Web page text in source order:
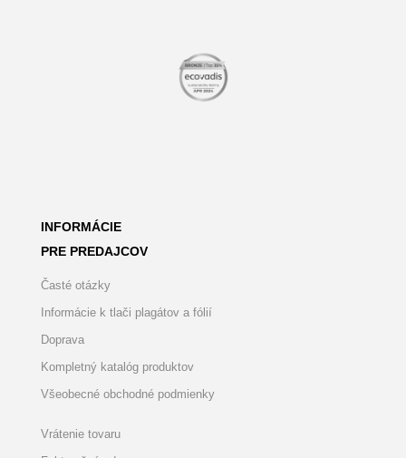
INFORMÁCIE
PRE PREDAJCOV
Časté otázky
Informácie k tlači plagátov a fólií
Doprava
Kompletný katalóg produktov
Všeobecné obchodné podmienky
Vrátenie tovaru